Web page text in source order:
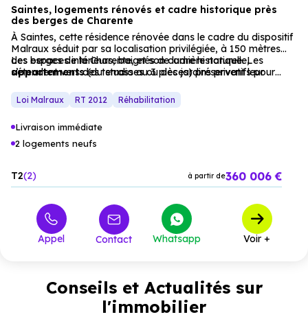
Saintes, logements rénovés et cadre historique près
des berges de Charente
À Saintes, cette résidence rénovée dans le cadre du dispositif
Malraux séduit par sa localisation privilégiée, à 150 mètres
des berges de la Charente, et son cadre historique. Les
appartements(du studio au 3 pièces) préservent leur
bois) tout en offrant des prestations modernes : salles de bain
équipées, cuisines aménagées, et isolations performantes.
Les espaces intérieurs, baignés de lumière naturelle,
s’étendent vers des terrasses ou des jardins privatifs pour
renforcent la praticité, tandis que le dispositif Malraux offre
des avantages fiscaux attractifs pour les investisseurs.
Loi Malraux RT 2012 Réhabilitation
Livraison immédiate
2 logements neufs
T2 2 à partir de360 006 €
Appel Contact Whatsapp Voir +
Conseils et Actualités sur
l'immobilier